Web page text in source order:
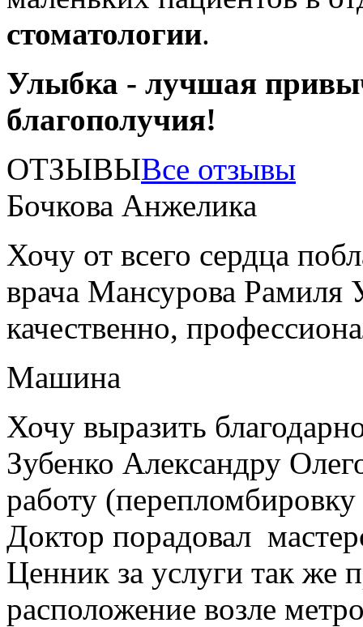
стоматологии.
Улыбка - лучшая
благополучия!
ОТЗЫВЫВсе отзывы
Бочкова Анжелика
Хочу от всего сердца
врача Мансурова Рамиля
качественно,
Машина
Хочу выразить
Зубенко Александру
работу
Доктор порадовал
Ценник за услуги так же
расположение возле